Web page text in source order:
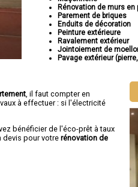
Rénovation de murs en
Parement de briques
Enduits de décoration
Peinture extérieure
Ravalement extérieur
Jointoiement de
Pavage extérieur
, il faut compter en
à effectuer : si l'électricité
bénéficier de l'éco-prêt à taux
devis pour votre rénovation de